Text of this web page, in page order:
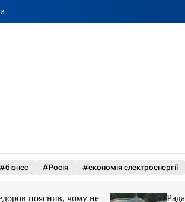
#бізнес #Росія #економія електроенергії
пояснив, чому не
Рада